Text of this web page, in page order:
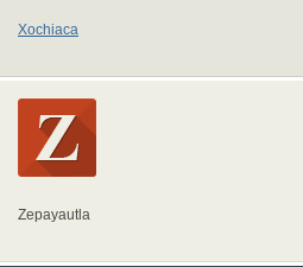
Xochiaca
Zepayautla